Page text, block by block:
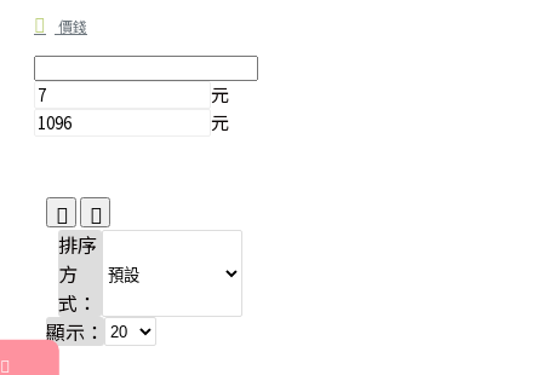
價錢
元
元
排序
方
式：
顯示：